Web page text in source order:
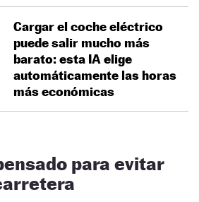
Cargar el coche eléctrico
puede salir mucho más
barato: esta IA elige
automáticamente las horas
más económicas
para evitar